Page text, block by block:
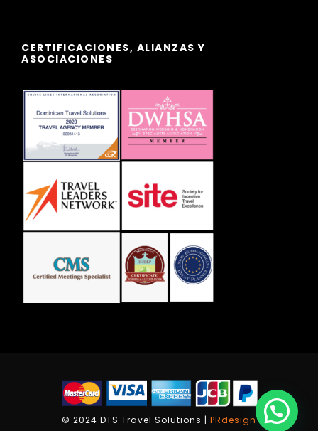
CERTIFICACIONES, ALIANZAS Y
ASOCIACIONES
© 2024 DTS Travel Solutions | PRdesign